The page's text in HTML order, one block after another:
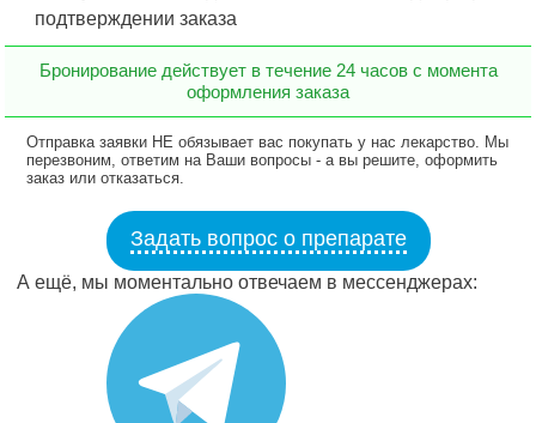
подтверждении заказа
Бронирование действует в течение 24 часов с момента
оформления заказа
Отправка заявки НЕ обязывает вас покупать у нас лекарство. Мы
перезвоним, ответим на Ваши вопросы - а вы решите, оформить
заказ или отказаться.
Задать вопрос о препарате
А ещё, мы моментально отвечаем в мессенджерах: